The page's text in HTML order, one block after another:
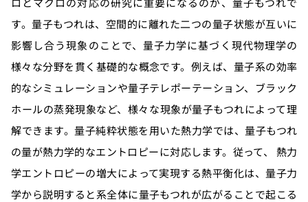
す。量子もつれは、空間的に離れた二つの量子状態が互いに
影響し合う現象のことで、量子力学に基づく現代物理学の
様々な分野を貫く基礎的な概念です。例えば、量子系の効率
的なシミュレーションや量子テレポーテーション、ブラック
ホールの蒸発現象など、様々な現象が量子もつれによって理
解できます。量子純粋状態を用いた熱力学では、量子もつれ
の量が熱力学的なエントロピーに対応します。従って、 熱力
学エントロピーの増大によって実現する熱平衡化は、量子力
学から説明すると系全体に量子もつれが広がることで起こる